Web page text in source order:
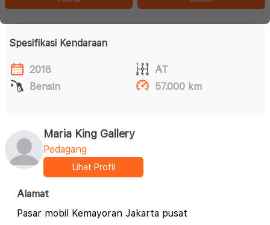
Spesifikasi Kendaraan
2018
AT
Bensin
57.000 km
Maria King Gallery
Pedagang
Lihat Profil
Alamat
Pasar mobil Kemayoran Jakarta pusat